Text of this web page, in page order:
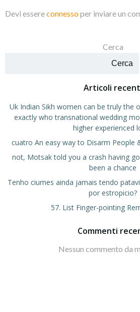
Devi essereconnessoper inviare un
Cerca
Cerca
Articoli
Uk Indian Sikh women can be truly the
exactly who transnational wedding
higher experienced
cuatro An easy way to Disarm People
not, Motsak told you a crash having
been a chance
Tenho ciumes ainda jamais tendo
por estropicio?
57. List Finger-pointing
Commenti
Nessun commento da